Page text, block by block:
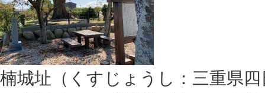
楠城址（くすじょうし：三重県